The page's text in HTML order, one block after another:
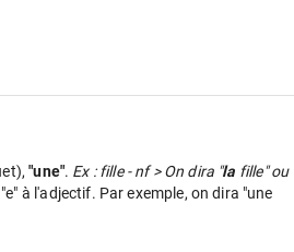
"une". Ex : fille - nf > On dira "la fille" ou
à l'adjectif. Par exemple, on dira "une